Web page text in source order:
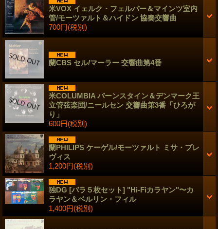
米VOX イェルク・フェルバー＆マインツ室内
管/モーツァルト＆ハイドン 協奏交響曲
700円(税別)
蘭CBS セル/マーラー 交響曲第4番
米COLUMBIA バーンスタイン＆デンマーク王
立管弦楽団/ニールセン 交響曲第3番「ひろが
り」
600円(税別)
蘭PHILIPS ケーゲル/モーツァルト ミサ・ブレ
ヴィス
1,200円(税別)
独DG [バラ５枚セット] "Hi-Fiカラヤン"〜カ
ラヤン＆ベルリン・フィル
1,400円(税別)